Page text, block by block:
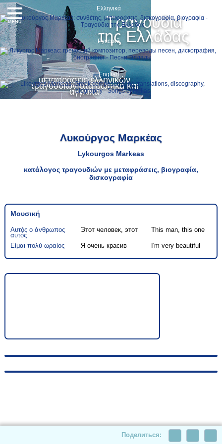
Τραγούδια
της Ελλάδας
μεταφράσεις ελληνικών
τραγουδιών στα ρωσικά και
αγγλικά
Ελληνικά
Русский
English
MENU
Λυκούργος Μαρκέας
Lykourgos Markeas
κατάλογος τραγουδιών με μεταφράσεις, βιογραφία,
δισκογραφία
Μουσική
Αυτός ο άνθρωπος
αυτός
Этот человек, этот This man, this one
Είμαι πολύ ωραίος Я очень красив I'm very beautiful
Поделиться: